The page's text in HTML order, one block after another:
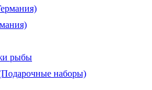
рыбы
наборы)